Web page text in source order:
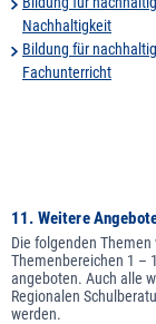
Nachhaltigkeit
Bildung für
Fachunterricht
11. Weitere
Die folgenden
Themenbereichen 1 –
angeboten. Auch alle
Regionalen
werden.